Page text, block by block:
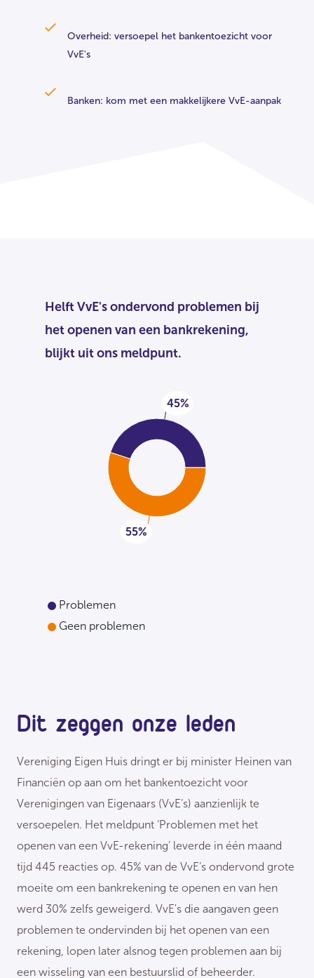
Overheid: versoepel het bankentoezicht voor
VvE's
Banken: kom met een makkelijkere VvE-aanpak
Helft VvE's ondervond problemen bij
het openen van een bankrekening,
blijkt uit ons meldpunt.
45%
55%
Problemen
Geen problemen
Dit zeggen onze leden
Vereniging Eigen Huis dringt er bij minister Heinen van
Financiën op aan om het bankentoezicht voor
Verenigingen van Eigenaars (VvE’s) aanzienlijk te
versoepelen. Het meldpunt ‘Problemen met het
openen van een VvE-rekening’ leverde in één maand
tijd 445 reacties op. 45% van de VvE’s ondervond grote
moeite om een bankrekening te openen en van hen
werd 30% zelfs geweigerd. VvE's die aangaven geen
problemen te ondervinden bij het openen van een
rekening, lopen later alsnog tegen problemen aan bij
een wisseling van een bestuurslid of beheerder.